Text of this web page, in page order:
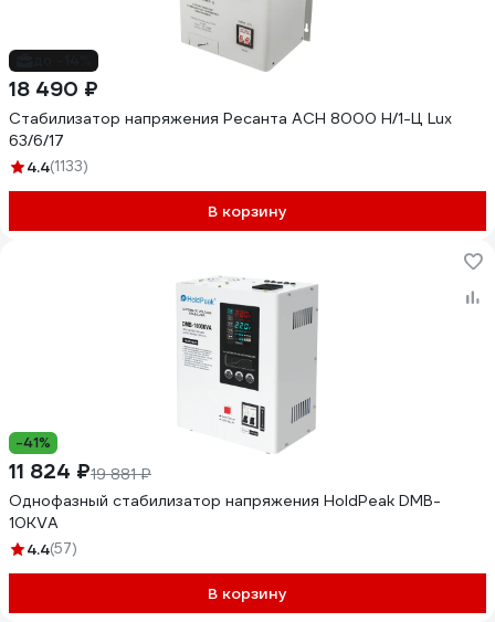
18 490 ₽
Стабилизатор напряжения Ресанта АСН 8000 Н/1-Ц Lux
63/6/17
4.4(1133)
В корзину
-41%
11 824 ₽19 881 ₽
Однофазный стабилизатор напряжения HoldPeak DMB-
10KVA
4.4(57)
В корзину